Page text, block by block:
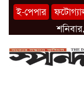
ই-পেপার